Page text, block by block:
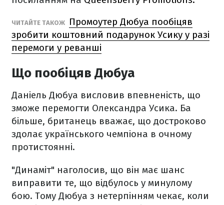
ЧИТАЙТЕ ТАКОЖ
Промоутер Дюбуа пообіцяв
зробити коштовний подарунок Усику у разі
перемоги у реванші
Що пообіцяв Дюбуа
Даніель Дюбуа висловив впевненість, що
зможе перемогти Олександра Усика. Ба
більше, британець вважає, що достроково
здолає українського чемпіона в очному
протистоянні.
"Динаміт" наголосив, що він має шанс
виправити те, що відбулось у минулому
бою. Тому Дюбуа з нетерпінням чекає, коли